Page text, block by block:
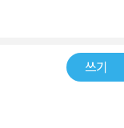
3000년 동안이나 이
면서 높은 봉우리도
천은 더욱 눈부시게
쓰기